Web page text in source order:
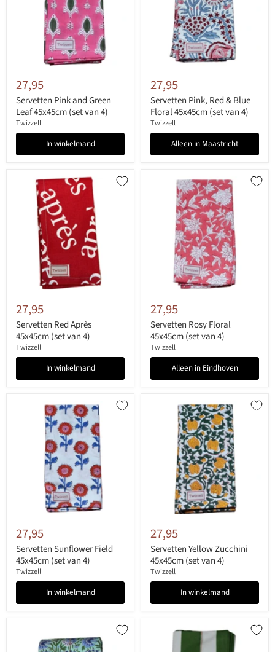
27,95
Servetten Pink and Green
Leaf 45x45cm (set van 4)
Twizzell
In winkelmand
27,95
Servetten Pink, Red & Blue
Floral 45x45cm (set van 4)
Twizzell
Alleen in Maastricht
27,95
Servetten Red Après
45x45cm (set van 4)
Twizzell
In winkelmand
27,95
Servetten Rosy Floral
45x45cm (set van 4)
Twizzell
Alleen in Eindhoven
27,95
Servetten Sunflower Field
45x45cm (set van 4)
Twizzell
In winkelmand
27,95
Servetten Yellow Zucchini
45x45cm (set van 4)
Twizzell
In winkelmand